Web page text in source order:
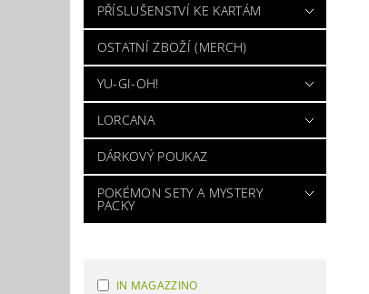
PŘÍSLUŠENSTVÍ KE KARTÁM
OSTATNÍ ZBOŽÍ (MERCH)
YU-GI-OH!
LORCANA
DÁRKOVÝ POUKAZ
POKÉMON SETY A MYSTERY
PACKY
IN MAGAZZINO